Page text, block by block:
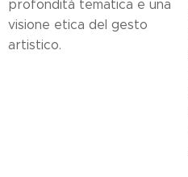
profondità tematica e una
visione etica del gesto
artistico.